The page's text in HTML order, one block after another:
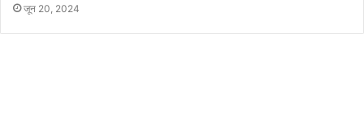
जून 20, 2024